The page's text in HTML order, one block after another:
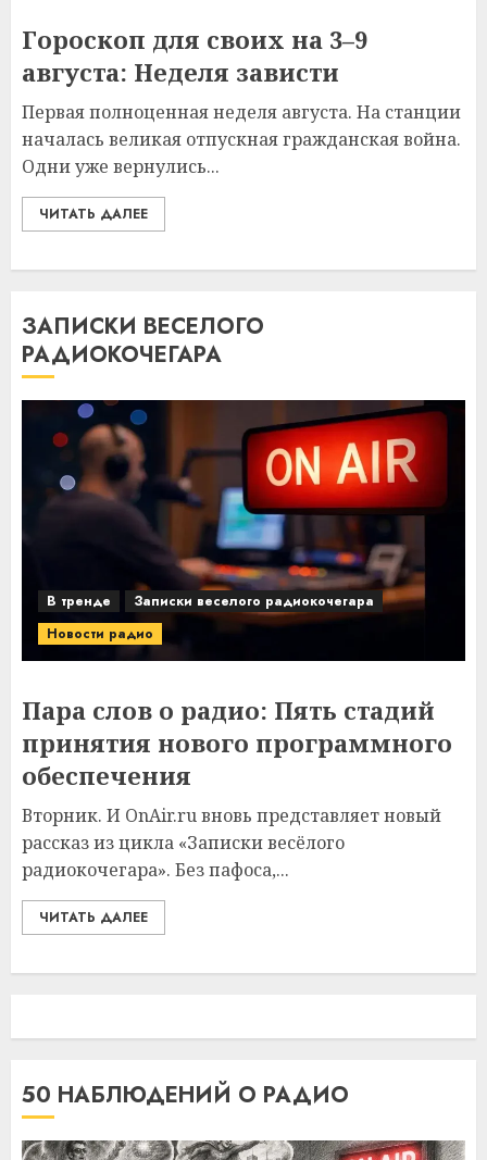
Гороскоп для своих на 3–9
августа: Неделя зависти
Первая полноценная неделя августа. На станции
началась великая отпускная гражданская война.
Одни уже вернулись...
ЧИТАТЬ ДАЛЕЕ
ЗАПИСКИ ВЕСЕЛОГО
РАДИОКОЧЕГАРА
В тренде
Записки веселого радиокочегара
Новости радио
Пара слов о радио: Пять стадий
принятия нового программного
обеспечения
Вторник. И OnAir.ru вновь представляет новый
рассказ из цикла «Записки весёлого
радиокочегара». Без пафоса,...
ЧИТАТЬ ДАЛЕЕ
50 НАБЛЮДЕНИЙ О РАДИО